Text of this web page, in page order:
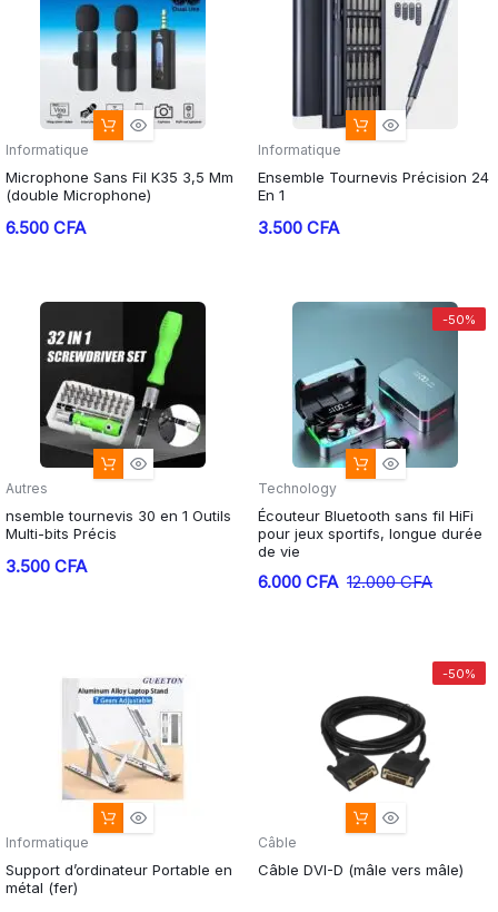
Informatique
Microphone Sans Fil K35 3,5 Mm
(double Microphone)
6.500 CFA
Informatique
Ensemble Tournevis Précision 24
En 1
3.500 CFA
Autres
nsemble tournevis 30 en 1 Outils
Multi-bits Précis
3.500 CFA
-50%
Technology
Écouteur Bluetooth sans fil HiFi
pour jeux sportifs, longue durée
de vie
12.000CFA
Le
6.000 CFA
Le
Informatique
Support d’ordinateur Portable en
métal (fer)
-50%
Câble
Câble DVI-D (mâle vers mâle)